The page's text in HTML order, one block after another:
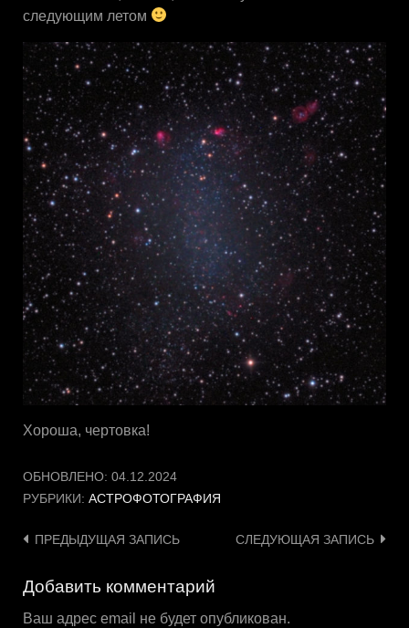
следующим летом
Хороша, чертовка!
ОБНОВЛЕНО: 04.12.2024
РУБРИКИ: АСТРОФОТОГРАФИЯ
Навигация
записям
ПРЕДЫДУЩАЯ ЗАПИСЬ СЛЕДУЮЩАЯ ЗАПИСЬ
Добавить комментарий
Ваш адрес email не будет опубликован.